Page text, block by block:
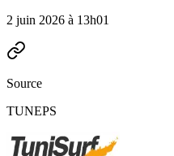
2 juin 2026 à 13h01
Source
TUNEPS